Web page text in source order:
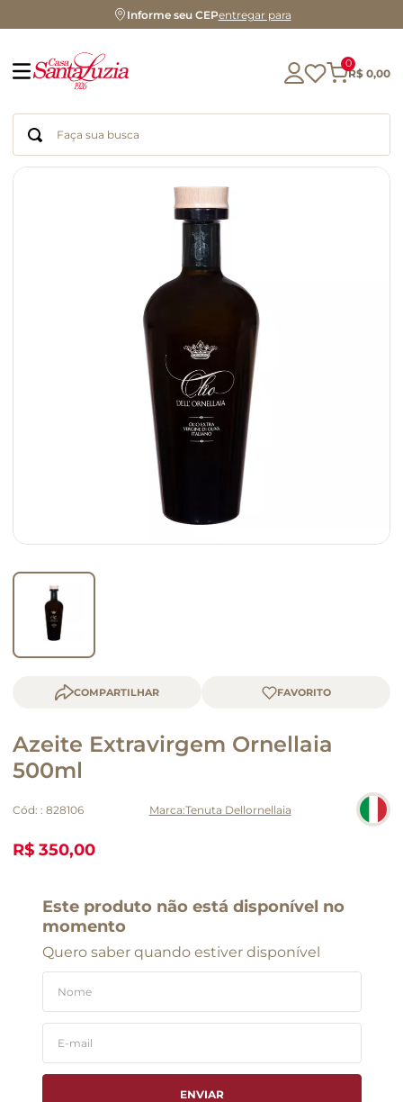
Informe seu CEPentregar para
0
R$ 0,00
Faça sua busca
COMPARTILHAR
Azeite Extravirgem Ornellaia
500ml
Cód: : 828106 Tenuta Dellornellaia
R$ 350,00
Este produto não está disponível no
momento
Quero saber quando estiver disponível
ENVIAR